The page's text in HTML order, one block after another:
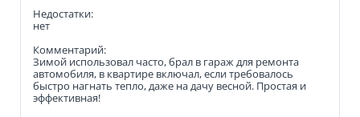
Недостатки:
нет
Комментарий:
Зимой использовал часто, брал в гараж для ремонта
автомобиля, в квартире включал, если требовалось
быстро нагнать тепло, даже на дачу весной. Простая и
эффективная!